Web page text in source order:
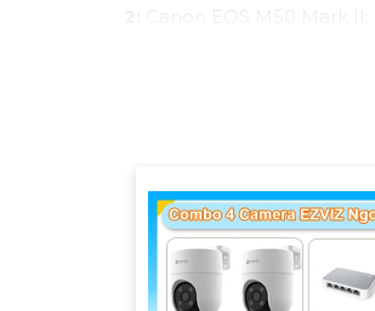
Logitech
hợp mà còn hỗ trợ góc
Hy vọng những gợi ý trên
khăn trong việc chọn lựa,